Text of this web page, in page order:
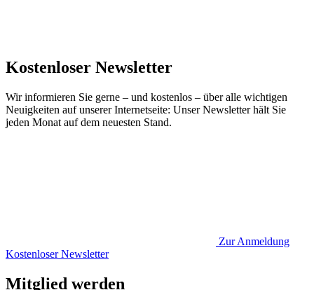
Kostenloser Newsletter
Wir informieren Sie gerne – und kostenlos – über alle wichtigen
Neuigkeiten auf unserer Internetseite: Unser Newsletter hält Sie
jeden Monat auf dem neuesten Stand.
Zur Anmeldung
Kostenloser Newsletter
Mitglied werden